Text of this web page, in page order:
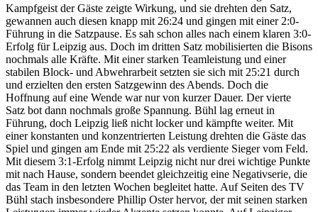
Kampfgeist der Gäste zeigte Wirkung, und sie drehten den Satz,
gewannen auch diesen knapp mit 26:24 und gingen mit einer 2:0-
Führung in die Satzpause. Es sah schon alles nach einem klaren 3:0-
Erfolg für Leipzig aus. Doch im dritten Satz mobilisierten die Bisons
nochmals alle Kräfte. Mit einer starken Teamleistung und einer
stabilen Block- und Abwehrarbeit setzten sie sich mit 25:21 durch
und erzielten den ersten Satzgewinn des Abends. Doch die
Hoffnung auf eine Wende war nur von kurzer Dauer. Der vierte
Satz bot dann nochmals große Spannung. Bühl lag erneut in
Führung, doch Leipzig ließ nicht locker und kämpfte weiter. Mit
einer konstanten und konzentrierten Leistung drehten die Gäste das
Spiel und gingen am Ende mit 25:22 als verdiente Sieger vom Feld.
Mit diesem 3:1-Erfolg nimmt Leipzig nicht nur drei wichtige Punkte
mit nach Hause, sondern beendet gleichzeitig eine Negativserie, die
das Team in den letzten Wochen begleitet hatte. Auf Seiten des TV
Bühl stach insbesondere Phillip Oster hervor, der mit seinen starken